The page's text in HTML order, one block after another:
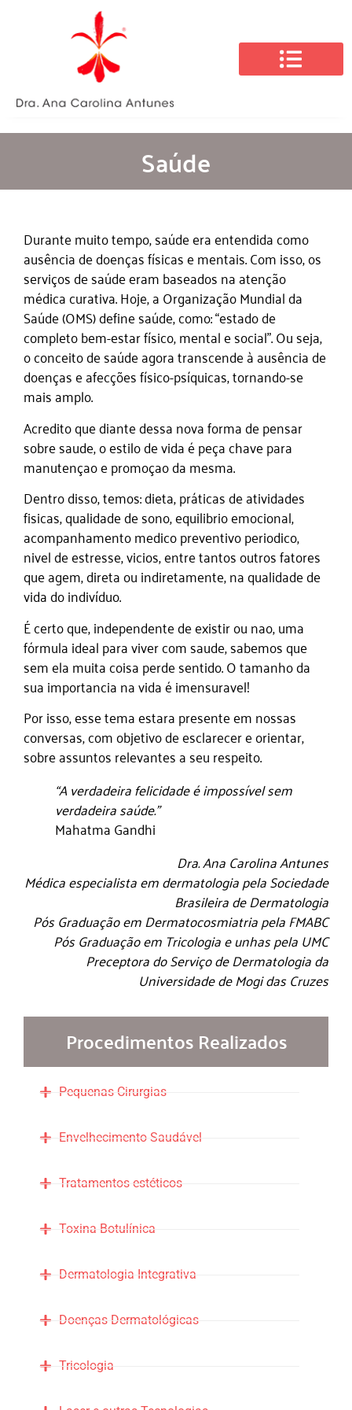
Saúde
Durante muito tempo, saúde era entendida como
ausência de doenças físicas e mentais. Com isso, os
serviços de saúde eram baseados na atenção
médica curativa. Hoje, a Organização Mundial da
Saúde (OMS) define saúde, como: “estado de
completo bem-estar físico, mental e social”. Ou seja,
o conceito de saúde agora transcende à ausência de
doenças e afecções físico-psíquicas, tornando-se
mais amplo.
Acredito que diante dessa nova forma de pensar
sobre saude, o estilo de vida é peça chave para
manutençao e promoçao da mesma.
Dentro disso, temos: dieta, práticas de atividades
fisicas, qualidade de sono, equilibrio emocional,
acompanhamento medico preventivo periodico,
nivel de estresse, vicios, entre tantos outros fatores
que agem, direta ou indiretamente, na qualidade de
vida do indivíduo.
É certo que, independente de existir ou nao, uma
fórmula ideal para viver com saude, sabemos que
sem ela muita coisa perde sentido. O tamanho da
sua importancia na vida é imensuravel!
Por isso, esse tema estara presente em nossas
conversas, com objetivo de esclarecer e orientar,
sobre assuntos relevantes a seu respeito.
“A verdadeira felicidade é impossível sem
verdadeira saúde.”
Mahatma Gandhi
Dra. Ana Carolina Antunes
Médica especialista em dermatologia pela Sociedade
Brasileira de Dermatologia
Pós Graduação em Dermatocosmiatria pela FMABC
Pós Graduação em Tricologia e unhas pela UMC
Preceptora do Serviço de Dermatologia da
Universidade de Mogi das Cruzes
Procedimentos Realizados
Pequenas Cirurgias
Envelhecimento Saudável
Tratamentos estéticos
Toxina Botulínica
Dermatologia Integrativa
Doenças Dermatológicas
Tricologia